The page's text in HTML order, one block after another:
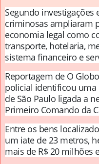
Segundo investigações
criminosas ampliaram
economia legal como
transporte, hotelaria,
sistema financeiro e
Reportagem de O
policial identificou
de São Paulo ligada a
Primeiro Comando da
Entre os bens
um iate de 23 metros,
mais de R$ 20 milhões